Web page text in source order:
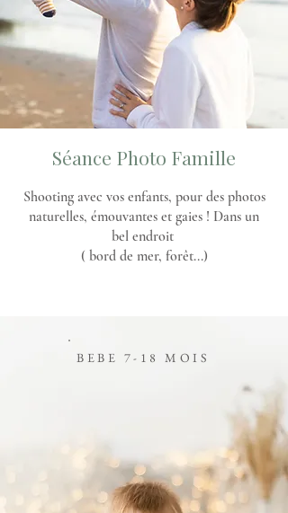
Séance Photo Famille
Shooting avec vos enfants, pour des photos
naturelles, émouvantes et gaies ! Dans un
bel endroit
( bord de mer, forêt...)
BEBE 7-18 MOIS